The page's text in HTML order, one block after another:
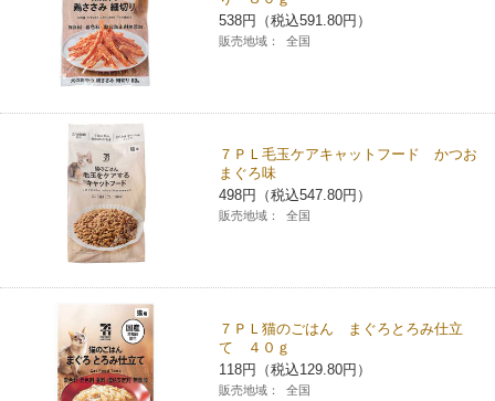
パウダースペース ラブン（店舗限定）
ソフトバンクギフト
538円（税込591.80円）
販売地域： 全国
７ＰＬ毛玉ケアキャットフード かつお
まぐろ味
498円（税込547.80円）
販売地域： 全国
７ＰＬ猫のごはん まぐろとろみ仕立
て ４０ｇ
118円（税込129.80円）
販売地域： 全国